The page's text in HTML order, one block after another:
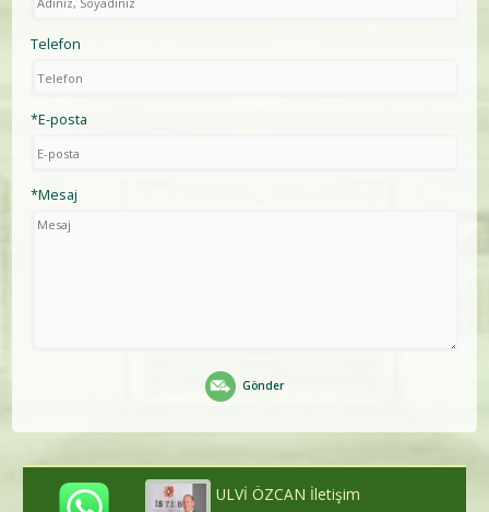
Telefon
*E-posta
*Mesaj
Gönder
ULVİ ÖZCAN İletişim